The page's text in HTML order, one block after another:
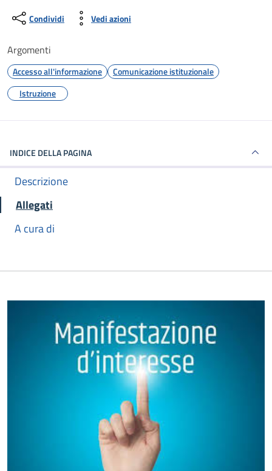
Condividi Vedi azioni
Argomenti
Accesso all'informazione
Comunicazione istituzionale
Istruzione
INDICE DELLA PAGINA
Descrizione
Allegati
A cura di